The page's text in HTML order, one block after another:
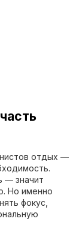
отдых —
— значит
Но именно
фокус,